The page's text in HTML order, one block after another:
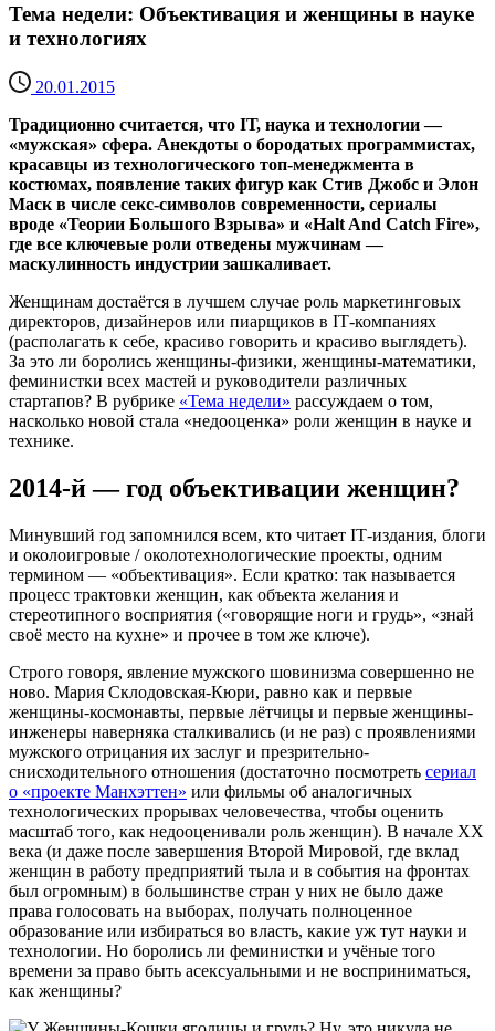
Тема недели: Объективация и женщины в науке
и технологиях
20.01.2015
Традиционно считается, что ІТ, наука и технологии —
«мужская» сфера. Анекдоты о бородатых программистах,
красавцы из технологического топ-менеджмента в
костюмах, появление таких фигур как Стив Джобс и Элон
Маск в числе секс-символов современности, сериалы
вроде «Теории Большого Взрыва» и «Halt And Catch Fire»,
где все ключевые роли отведены мужчинам —
маскулинность индустрии зашкаливает.
Женщинам достаётся в лучшем случае роль маркетинговых
директоров, дизайнеров или пиарщиков в ІТ-компаниях
(располагать к себе, красиво говорить и красиво выглядеть).
За это ли боролись женщины-физики, женщины-математики,
феминистки всех мастей и руководители различных
стартапов? В рубрике «Тема недели» рассуждаем о том,
насколько новой стала «недооценка» роли женщин в науке и
технике.
2014-й — год объективации женщин?
Минувший год запомнился всем, кто читает ІТ-издания, блоги
и околоигровые / околотехнологические проекты, одним
термином — «объективация». Если кратко: так называется
процесс трактовки женщин, как объекта желания и
стереотипного восприятия («говорящие ноги и грудь», «знай
своё место на кухне» и прочее в том же ключе).
Строго говоря, явление мужского шовинизма совершенно не
ново. Мария Склодовская-Кюри, равно как и первые
женщины-космонавты, первые лётчицы и первые женщины-
инженеры наверняка сталкивались (и не раз) с проявлениями
мужского отрицания их заслуг и презрительно-
снисходительного отношения (достаточно посмотреть сериал
о «проекте Манхэттен» или фильмы об аналогичных
технологических прорывах человечества, чтобы оценить
масштаб того, как недооценивали роль женщин). В начале ХХ
века (и даже после завершения Второй Мировой, где вклад
женщин в работу предприятий тыла и в события на фронтах
был огромным) в большинстве стран у них не было даже
права голосовать на выборах, получать полноценное
образование или избираться во власть, какие уж тут науки и
технологии. Но боролись ли феминистки и учёные того
времени за право быть асексуальными и не восприниматься,
как женщины?